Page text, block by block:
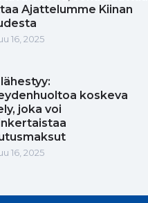
Ajattelumme Kiinan
16, 2025
koskeva
joka voi
16, 2025